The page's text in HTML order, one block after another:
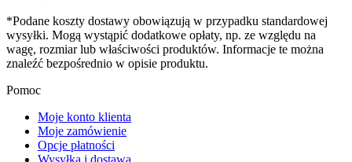
*Podane koszty dostawy obowiązują w przypadku standardowej
wysyłki. Mogą wystąpić dodatkowe opłaty, np. ze względu na
wagę, rozmiar lub właściwości produktów. Informacje te można
znaleźć bezpośrednio w opisie produktu.
Pomoc
Moje konto klienta
Moje zamówienie
Opcje płatności
Wysyłka i dostawa